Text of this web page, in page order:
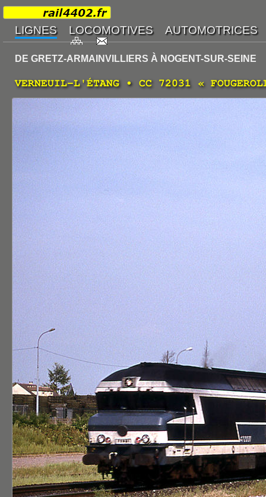
DE GRETZ-ARMAINVILLIERS À NOGENT-SUR-SEINE
VERNEUIL-L'ÉTANG • CC 72031 «